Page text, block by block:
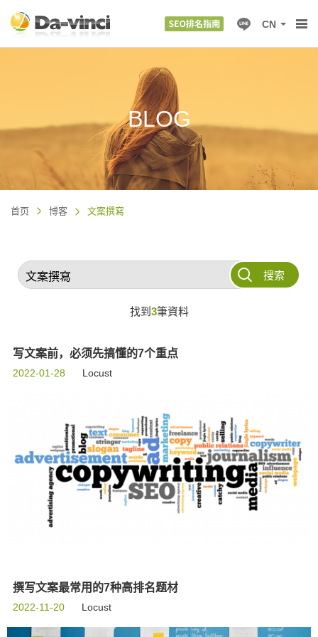
CN
BLOG
首页 博客 文案撰寫
搜索
找到 3筆資料
写文案前，必须先搞懂的7个重点
2022-01-28 Locust
撰写文案最常用的7种高排名题材
2022-11-20 Locust